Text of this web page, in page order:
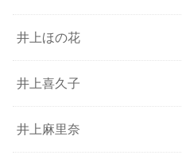
井上ほの花
井上喜久子
井上麻里奈